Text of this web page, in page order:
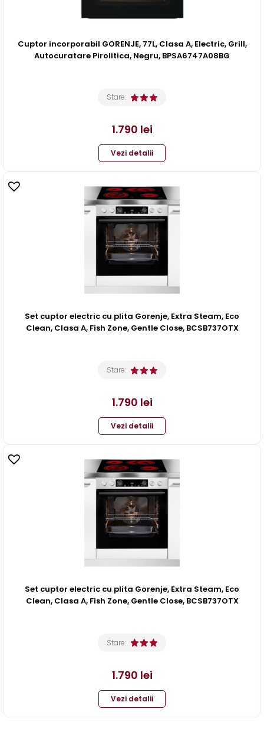
Cuptor incorporabil GORENJE, 77L, Clasa A, Electric, Grill,
Autocuratare Pirolitica, Negru, BPSA6747A08BG
Stare:
1.790 lei
Vezi detalii
Set cuptor electric cu plita Gorenje, Extra Steam, Eco
Clean, Clasa A, Fish Zone, Gentle Close, BCSB737OTX
Stare:
1.790 lei
Vezi detalii
Set cuptor electric cu plita Gorenje, Extra Steam, Eco
Clean, Clasa A, Fish Zone, Gentle Close, BCSB737OTX
Stare:
1.790 lei
Vezi detalii